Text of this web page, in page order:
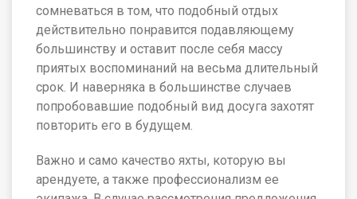
сомневаться в том, что подобный отдых
действительно понравится подавляющему
большинству и оставит после себя массу
приятых воспоминаний на весьма длительный
срок. И наверняка в большинстве случаев
попробовавшие подобный вид досуга захотят
повторить его в будущем.
Важно и само качество яхты, которую вы
арендуете, а также профессионализм ее